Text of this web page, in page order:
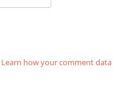
Learn how your comment data